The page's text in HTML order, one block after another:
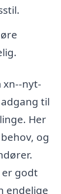
xn--nyt-
til
Her
og
er godt
endelige